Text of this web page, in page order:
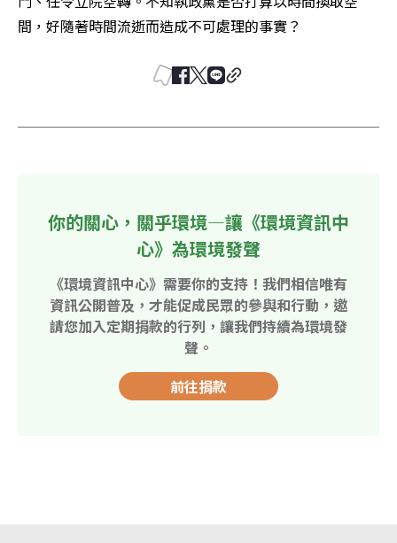
間，好隨著時間流逝而造成不可處理的事實？
你的關心，關乎環境—讓《環境資訊中
心》為環境發聲
《環境資訊中心》需要你的支持！我們相信唯有
資訊公開普及，才能促成民眾的參與和行動，邀
請您加入定期捐款的行列，讓我們持續為環境發
聲。
前往捐款